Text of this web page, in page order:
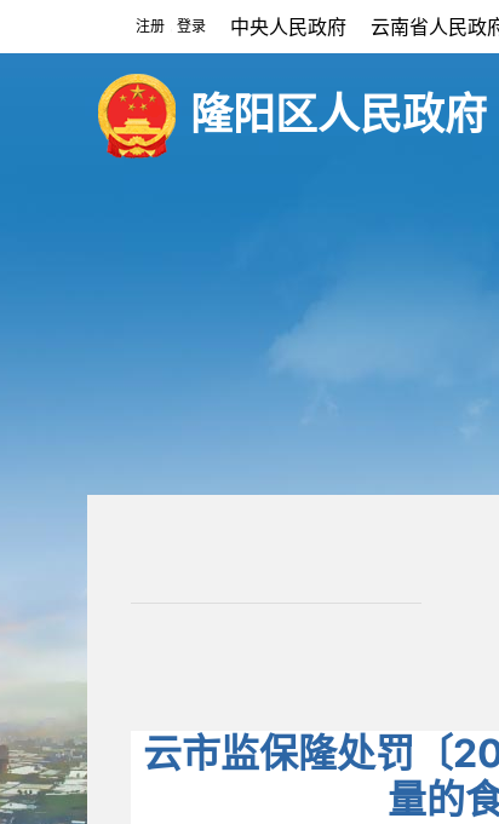
注册 登录 中央人民政府 云南省人民政
隆阳区人民政府
云市监保隆处罚〔
量的